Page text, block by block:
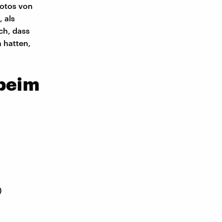
von
als
dass
hatten,